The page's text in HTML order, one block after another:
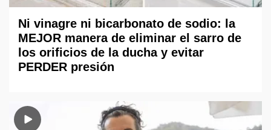
Ni vinagre ni bicarbonato de sodio: la
MEJOR manera de eliminar el sarro de
los orificios de la ducha y evitar
PERDER presión